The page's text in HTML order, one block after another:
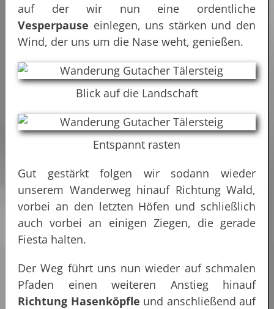
auf der wir nun eine ordentliche
Vesperpause einlegen, uns stärken und den
Wind, der uns um die Nase weht, genießen.
Blick auf die Landschaft
Entspannt rasten
Gut gestärkt folgen wir sodann wieder
unserem Wanderweg hinauf Richtung Wald,
vorbei an den letzten Höfen und schließlich
auch vorbei an einigen Ziegen, die gerade
Fiesta halten.
Der Weg führt uns nun wieder auf schmalen
Pfaden einen weiteren Anstieg hinauf
Richtung Hasenköpfle und anschließend auf